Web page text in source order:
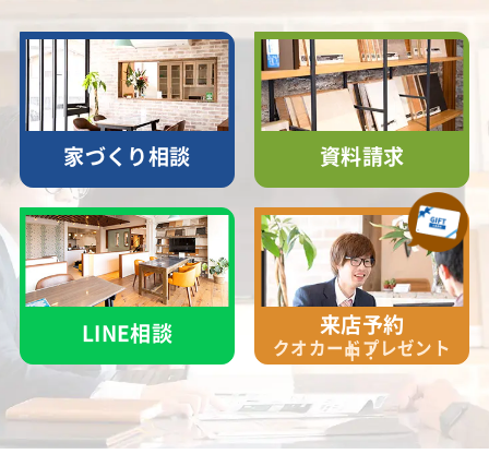
家づくり相談 資料請求
LINE相談 来店予約
クオカードプレゼント
中！